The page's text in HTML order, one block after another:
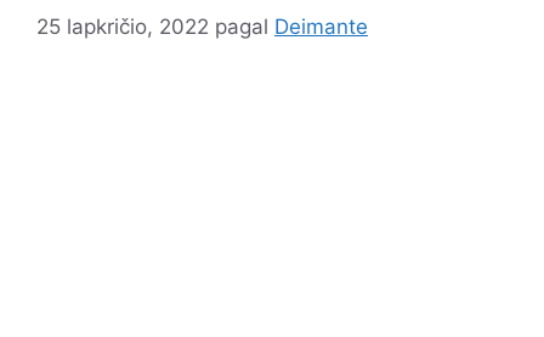
25 lapkričio, 2022 pagal Deimante